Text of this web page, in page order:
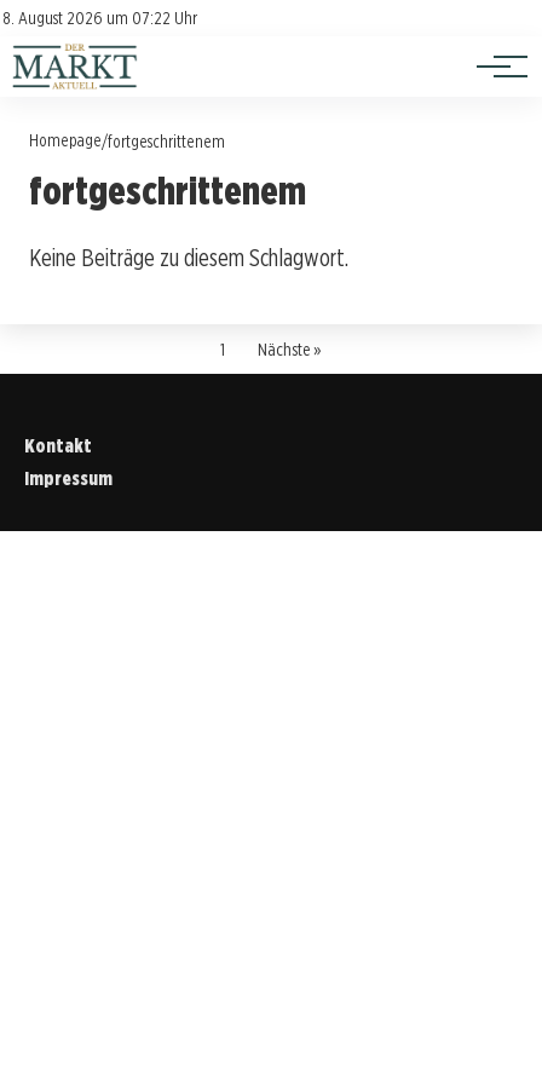
8. August 2026 um 07:22 Uhr
Kontakt
Impressum
Investition
Verbraucherschutz
Homepage/fortgeschrittenem
fortgeschrittenem
Keine Beiträge zu diesem Schlagwort.
1 Nächste »
Kontakt
Impressum